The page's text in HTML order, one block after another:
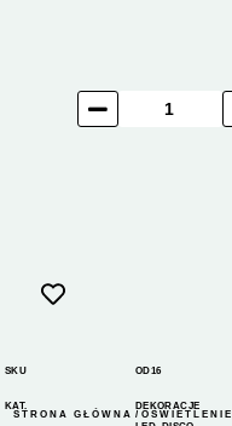
SKU OD16
KAT.
DEKORACJE
STRONA GŁÓWNA / OŚWIETLENIE